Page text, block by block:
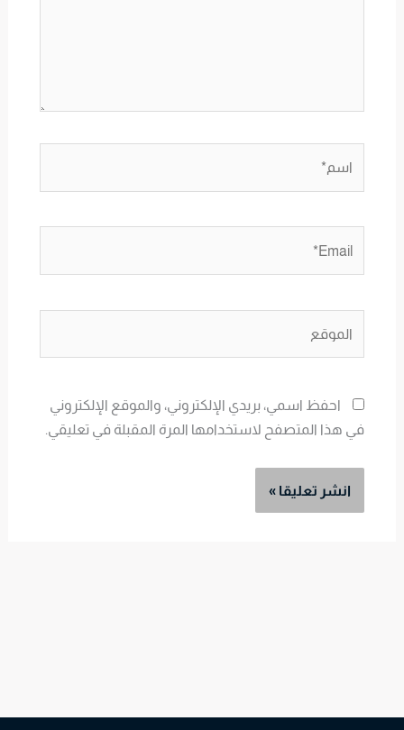
احفظ اسمي، بريدي الإلكتروني، والموقع الإلكتروني
في هذا المتصفح لاستخدامها المرة المقبلة في تعليقي.